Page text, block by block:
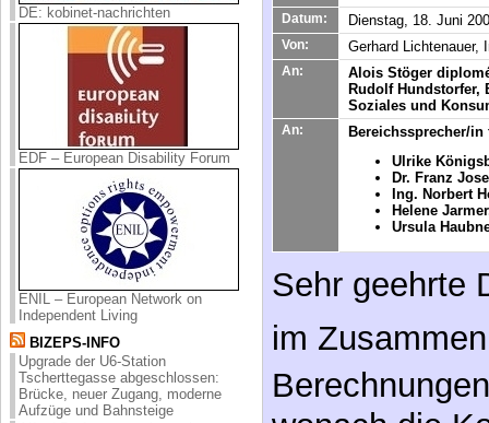
EDF – European Disability Forum
ENIL – European Network on
Independent Living
BIZEPS-INFO
Upgrade der U6-Station
Tscherttegasse abgeschlossen:
Brücke, neuer Zugang, moderne
Aufzüge und Bahnsteige
Alfred Dorfer präsentiert sein
Soloprogramm „GLEICH“ in Salzburg
mit ÖGS-Dolmetschung
Österreichischer Behindertenrat
Ulrike
Dr. Franz
Ing. Norbert
Helene
Ursula
Sehr geehrte
im
wonach die
das
“Krise”